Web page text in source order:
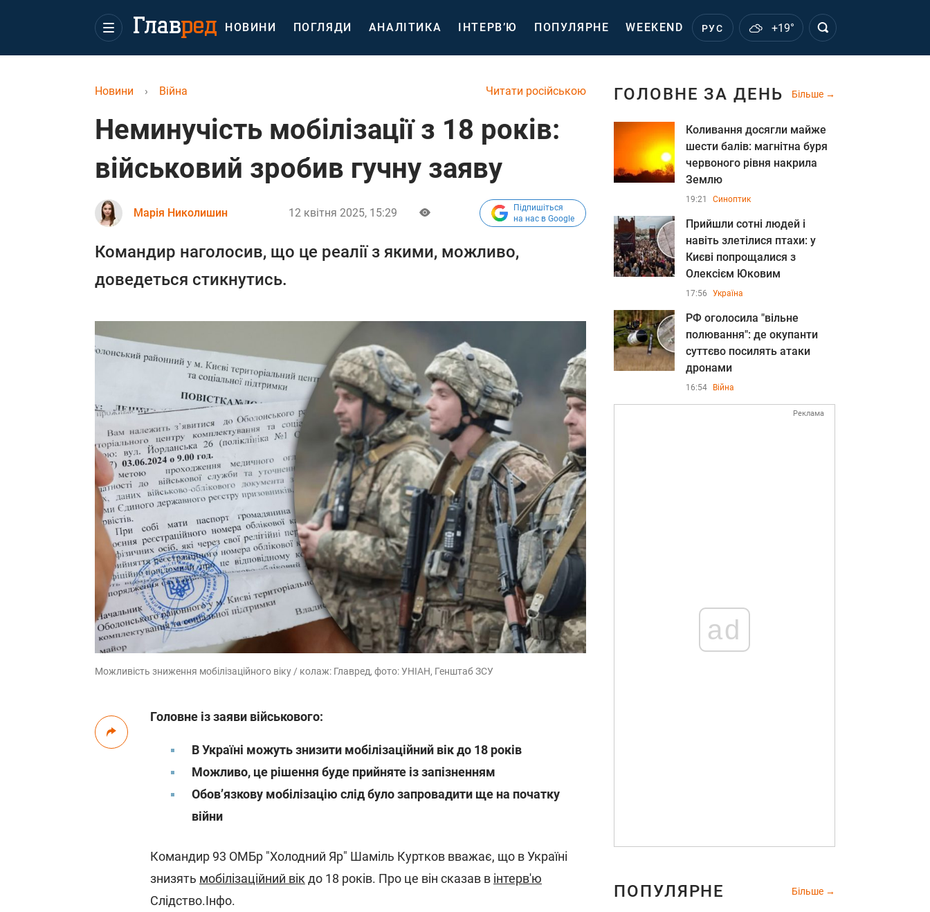
НОВИНИ ПОГЛЯДИ АНАЛІТИКА ІНТЕРВ’Ю ПОПУЛЯРНЕ WEEKEND РУС +19°
Читати російською
Новини › Війна
Неминучість мобілізації з 18 років:
військовий зробив гучну заяву
Марія Николишин 12 квітня 2025, 15:29
Підпишіться
на нас в Google
Командир наголосив, що це реалії з якими, можливо,
доведеться стикнутись.
Можливість зниження мобілізаційного віку / колаж: Главред, фото: УНІАН, Генштаб ЗСУ
Головне із заяви військового:
В Україні можуть знизити мобілізаційний вік до 18 років
Можливо, це рішення буде прийняте із запізненням
Обов’язкову мобілізацію слід було запровадити ще на початку
війни
Командир 93 ОМБр "Холодний Яр" Шаміль Куртков вважає, що в Україні
знизять мобілізаційний вік до 18 років. Про це він сказав в інтерв'ю
Слідство.Інфо.
ГОЛОВНЕ ЗА ДЕНЬ Більше
Коливання досягли майже
шести балів: магнітна буря
червоного рівня накрила
Землю
19:21 Синоптик
Прийшли сотні людей і
навіть злетілися птахи: у
Києві попрощалися з
Олексієм Юковим
17:56 Україна
РФ оголосила "вільне
полювання": де окупанти
суттєво посилять атаки
дронами
16:54 Війна
Реклама
ad
ПОПУЛЯРНЕ Більше